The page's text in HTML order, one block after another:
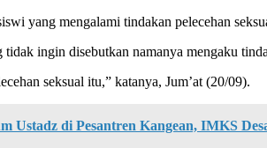
yang mengalami tindakan pelecehan
ingin disebutkan namanya mengaku
seksual itu,” katanya, Jum’at (20/09).
Ustadz di Pesantren Kangean, IMKS